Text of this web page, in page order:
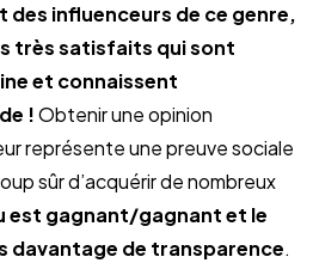
des influenceurs de ce genre,
très satisfaits qui sont
et connaissent
! Obtenir une opinion
représente une preuve sociale
sûr d’acquérir de nombreux
est gagnant/gagnant et le
davantage de transparence.